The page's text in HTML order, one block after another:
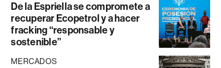
De la Espriella se compromete a
recuperar Ecopetrol y a hacer
fracking “responsable y
sostenible”
MERCADOS